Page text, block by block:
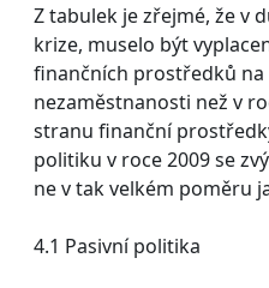
Z tabulek je zřejmé, že v
krize, muselo být
finančních prostředků
nezaměstnanosti než v
stranu finanční
politiku v roce 2009 se
ne v tak velkém poměru
4.1 Pasivní politika